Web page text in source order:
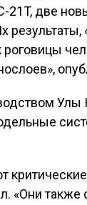
21T, две
Улы
«Они